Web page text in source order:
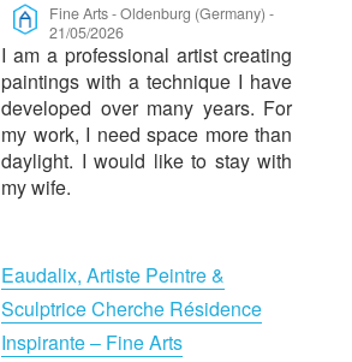
Fine Arts-Oldenburg (Germany) -
21/05/2026
I am a professional artist creating
paintings with a technique I have
developed over many years. For
my work, I need space more than
daylight. I would like to stay with
my wife.
Eaudalix, Artiste Peintre &
Sculptrice Cherche Résidence
Inspirante – Fine Arts